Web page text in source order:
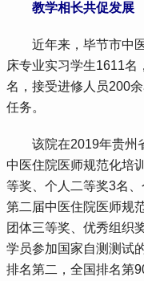
教学相长共促发展
近年来，毕节市中医
床专业实习学生1611名
名，接受进修人员200
任务。
该院在2019年贵州省
中医住院医师规范化培
等奖、个人二等奖3名
第二届中医住院医师规
团体三等奖、优秀组织
学员参加国家自测测试
排名第二，全国排名第